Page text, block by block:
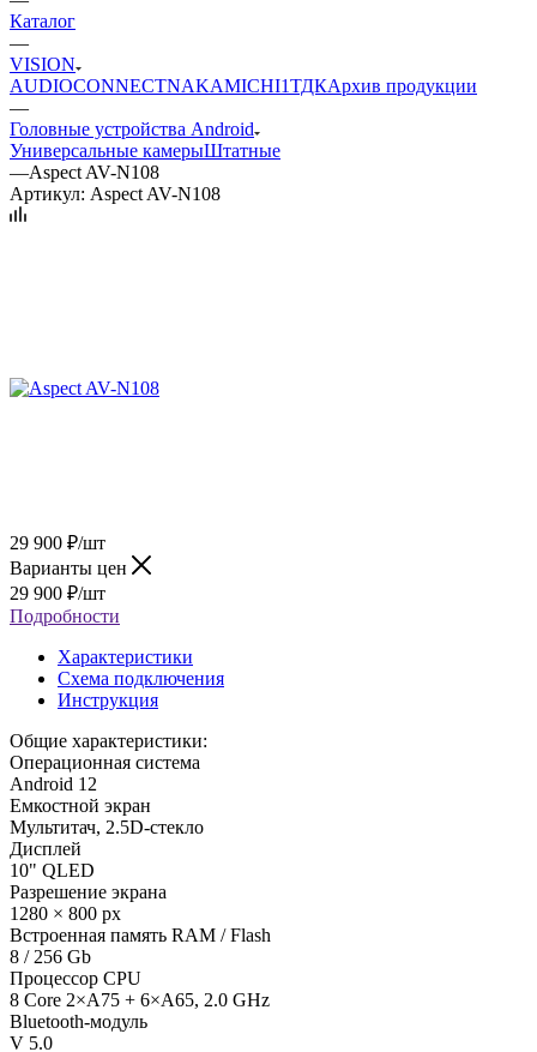
Каталог
—
VISION
AUDIOCONNECTNAKAMICHI1ТДКАрхив продукции
—
Головные устройства Android
Универсальные камерыШтатные
—Aspect AV-N108
Артикул: Aspect AV-N108
29 900 ₽/шт
Варианты цен
29 900 ₽/шт
Подробности
Характеристики
Схема подключения
Инструкция
Общие характеристики:
Операционная система
Android 12
Емкостной экран
Мультитач, 2.5D-стекло
Дисплей
10" QLED
Разрешение экрана
1280 × 800 px
Встроенная память RAM / Flash
8 / 256 Gb
Процессор CPU
8 Core 2×A75 + 6×A65, 2.0 GHz
Bluetooth-модуль
V 5.0